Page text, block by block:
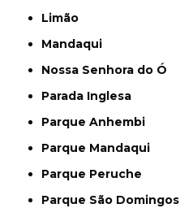
Limão
Mandaqui
Nossa Senhora do Ó
Parada Inglesa
Parque Anhembi
Parque Mandaqui
Parque Peruche
Parque São Domingos